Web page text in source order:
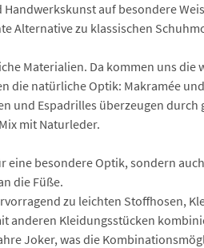
auf besondere
Alternative zu klassischen
Materialien. Da kommen uns
die natürliche Optik: Makramée
und Espadrilles überzeugen
mit Naturleder.
eine besondere Optik, sondern
die Füße.
zu leichten Stoffhosen,
anderen Kleidungsstücken
Joker, was die